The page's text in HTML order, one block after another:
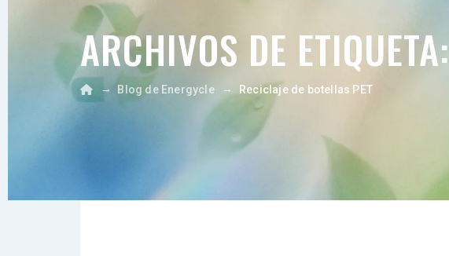
ARCHIVOS DE ETIQUETA:
→ Blog de Energycle→ Reciclaje de botellas PET